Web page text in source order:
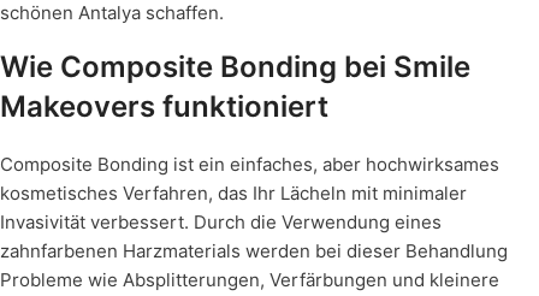
schönen Antalya schaffen.
Wie Composite Bonding bei Smile
Makeovers funktioniert
Composite Bonding ist ein einfaches, aber hochwirksames
kosmetisches Verfahren, das Ihr Lächeln mit minimaler
Invasivität verbessert. Durch die Verwendung eines
zahnfarbenen Harzmaterials werden bei dieser Behandlung
Probleme wie Absplitterungen, Verfärbungen und kleinere